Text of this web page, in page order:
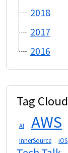
2018
2017
2016
Tag Cloud
AI AWS
InnerSource iOS